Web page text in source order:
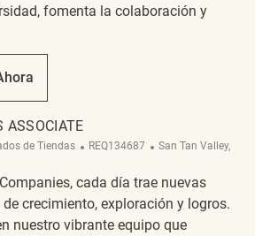
fomenta la colaboración y
Associate REQ133641
Sales Associate
ASSOCIATE
de Tiendas ReqId
REQ134687 Ubicación
San Tan Valley,
cada día trae nuevas
crecimiento, exploración y logros.
nuestro vibrante equipo que